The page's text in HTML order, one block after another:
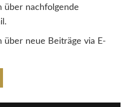
über nachfolgende
über neue Beiträge via E-